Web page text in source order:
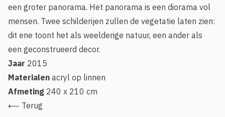
een groter panorama. Het panorama is een diorama vol
mensen. Twee schilderijen zullen de vegetatie laten zien:
dit ene toont het als weelderige natuur, een ander als
een geconstrueerd decor.
Jaar 2015
Materialen acryl op linnen
Afmeting 240 x 210 cm
⟵ Terug